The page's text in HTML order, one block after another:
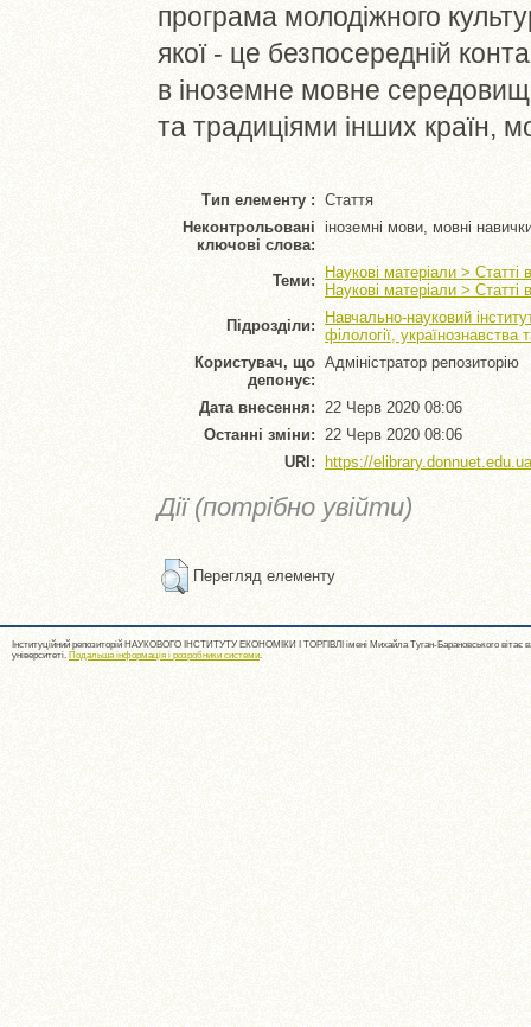
програма молодіжного
якої - це безпосередній
в іноземне мовне
та традиціями інших країн,
Тип елементу : Стаття
Неконтрольовані
ключові слова:
іноземні мови, мовні
Теми:
Наукові матеріали > Статті
Наукові матеріали >
Підрозділи:
Навчально-науковий
філології, українознавства
Користувач, що
депонує:
Адміністратор репозиторію
Дата внесення: 22 Черв 2020 08:06
Останні зміни: 22 Черв 2020 08:06
URI:
https://
Дії (потрібно увійти)
Перегляд елементу
Інституційний репозиторій НАУКОВОГО ІНСТИТУТУ ЕКОНОМІКИ І ТОРГІВЛІ імені Михайла Туган-Барановського вітає
університеті. Подальша інформація і розробники системи